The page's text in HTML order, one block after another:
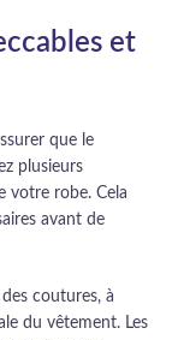
et
que le
plusieurs
votre robe. Cela
avant de
coutures, à
du vêtement. Les